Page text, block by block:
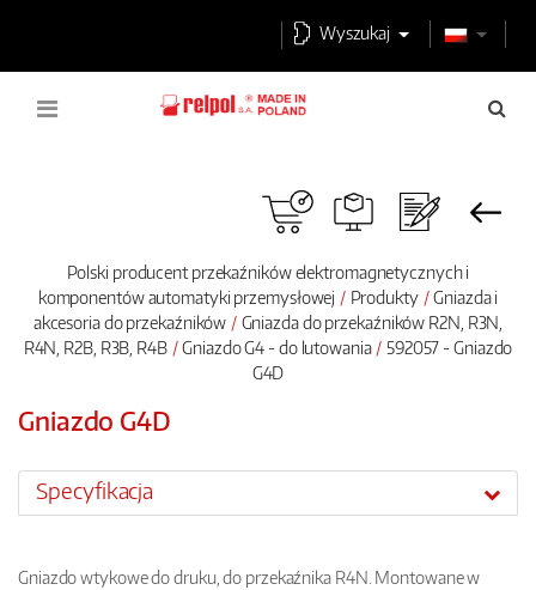
Wyszukaj
Polski producent przekaźników elektromagnetycznych i
komponentów automatyki przemysłowej
Produkty
Gniazda i
akcesoria do przekaźników
Gniazda do przekaźników R2N, R3N,
R4N, R2B, R3B, R4B
Gniazdo G4 - do lutowania
592057 - Gniazdo
G4D
Gniazdo G4D
Specyfikacja
Gniazdo wtykowe do druku, do przekaźnika R4N. Montowane w